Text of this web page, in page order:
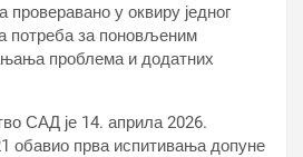
у оквиру једног
потреба за поновљеним
проблема и додатних
САД је 14. априла 2026.
обавио прва испитивања допуне